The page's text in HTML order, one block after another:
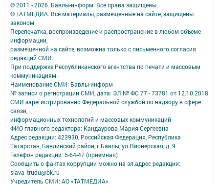
© 2011 - 2026. Бавлы-информ. Все права защищены.
© ТАТМЕДИА. Все материалы, размещенные на сайте, защищены
законом.
Перепечатка, воспроизведение и распространение в любом объеме
информации,
размещенной на сайте, возможна только с письменного согласия
редакций СМИ.
При поддержке Республиканского агентства по печати и массовым
коммуникациям.
Наименование СМИ: Бавлы-информ
№ записи о регистрации СМИ, дата: ЭЛ № ФС 77 - 73781 от 12.10.2018
СМИ зарегистрированно Федеральной службой по надзору в сфере
связи,
информационных технологий и массовых коммуникаций
ФИО главного редактора: Кандаурова Мария Сергеевна
Адрес редакции: 423930, Российская Федерация, Республика
Татарстан, Бавлинский район, г.Бавлы, ул.Пионерская, д. 9
Телефон редакции: 5-64-47 (приемная)
Сообщить о фактах коррупции можно на эл.адрес редакции:
slava_trudu@bk.ru
Учредитель СМИ: АО «ТАТМЕДИА»